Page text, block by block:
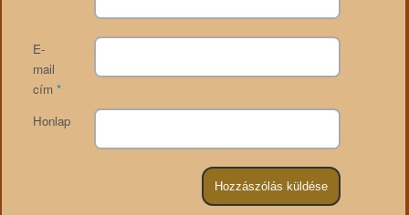
E-
mail
cím *
Honlap